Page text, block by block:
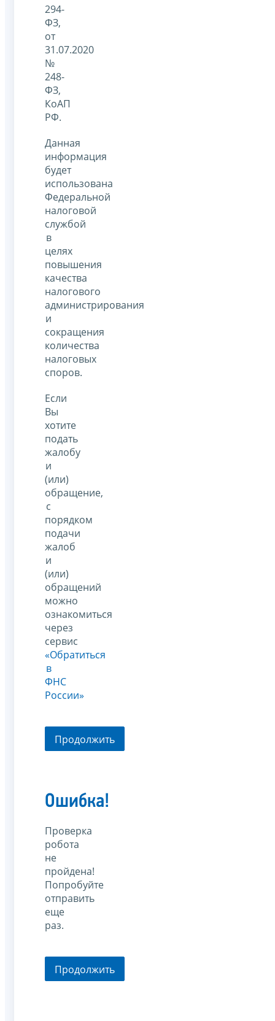
294-
ФЗ,
от
31.07.2020
№
248-
ФЗ,
КоАП
РФ.
Данная
информация
будет
использована
Федеральной
налоговой
службой
в
целях
повышения
качества
налогового
администрирования
и
сокращения
количества
налоговых
споров.
Если
Вы
хотите
подать
жалобу
и
(или)
обращение,
с
порядком
подачи
жалоб
и
(или)
обращений
можно
ознакомиться
через
сервис
«Обратиться
в
ФНС
России»
Продолжить
Ошибка!
Проверка
робота
не
пройдена!
Попробуйте
отправить
еще
раз.
Продолжить